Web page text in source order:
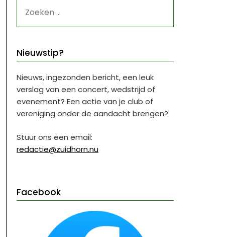
NAAR:
Nieuwstip?
Nieuws, ingezonden bericht, een leuk
verslag van een concert, wedstrijd of
evenement? Een actie van je club of
vereniging onder de aandacht brengen?
Stuur ons een email:
redactie@zuidhorn.nu
Facebook